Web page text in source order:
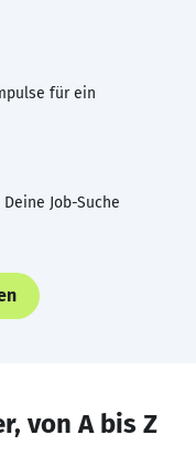
für ein
Job-Suche
von A bis Z